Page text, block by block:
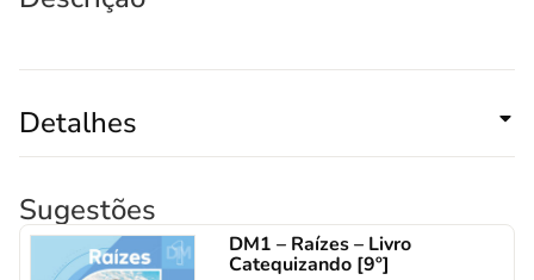
Detalhes
Sugestões
DM1 – Raízes – Livro
Catequizando [9º]